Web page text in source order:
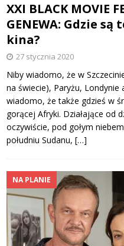
XXI BLACK MOVIE
GENEWA: Gdzie są
kina?
27 stycznia 2020
Niby wiadomo, że w
na świecie), Paryżu, Londynie
wiadomo, że także gdzieś w
gorącej Afryki. Działające od
oczywiście, pod gołym
południu Sudanu, […]
NA PLANIE